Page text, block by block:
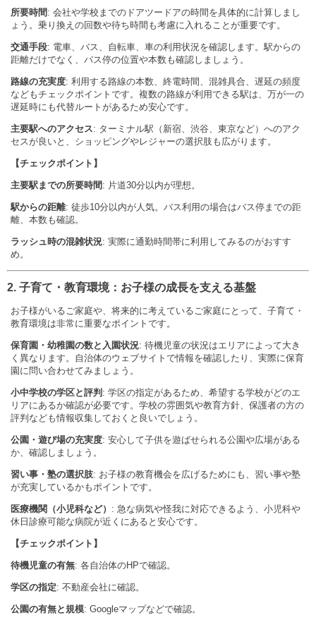
所要時間 : 会社や学校までのドアツードアの時間を具体的に計算しまし
ょう。乗り換えの回数や待ち時間も考慮に入れることが重要です。
交通手段: 電車、バス、自転車、車の利用状況を確認します。駅からの
距離だけでなく、バス停の位置や本数も確認しましょう。
路線の充実度: 利用する路線の本数、終電時間、混雑具合、遅延の頻度
などもチェックポイントです。複数の路線が利用できる駅は、万が一の
遅延時にも代替ルートがあるため安心です。
主要駅へのアクセス: ターミナル駅（新宿、渋谷、東京など）へのアク
セスが良いと、ショッピングやレジャーの選択肢も広がります。
【チェックポイント】
主要駅までの所要時間 : 片道30分以内が理想。
駅からの距離: 徒歩10分以内が人気。バス利用の場合はバス停までの距
離、本数も確認。
ラッシュ時の混雑状況: 実際に通勤時間帯に利用してみるのがおすす
め。
2. 子育て・教育環境：お子様の成長を支える基盤
お子様がいるご家庭や、将来的に考えているご家庭にとって、子育て・
教育環境は非常に重要なポイントです。
保育園・幼稚園の数と入園状況: 待機児童の状況はエリアによって大き
く異なります。自治体のウェブサイトで情報を確認したり、実際に保育
園に問い合わせてみましょう。
小中学校の学区と評判 : 学区の指定があるため、希望する学校がどのエ
リアにあるか確認が必要です。学校の雰囲気や教育方針、保護者の方の
評判なども情報収集しておくと良いでしょう。
公園・遊び場の充実度: 安心して子供を遊ばせられる公園や広場がある
か、確認しましょう。
習い事・塾の選択肢: お子様の教育機会を広げるためにも、習い事や塾
が充実しているかもポイントです。
医療機関（小児科など） : 急な病気や怪我に対応できるよう、小児科や
休日診療可能な病院が近くにあると安心です。
【チェックポイント】
待機児童の有無: 各自治体のHPで確認。
学区の指定: 不動産会社に確認。
公園の有無と規模: Googleマップなどで確認。